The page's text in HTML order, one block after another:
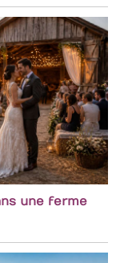
une ferme